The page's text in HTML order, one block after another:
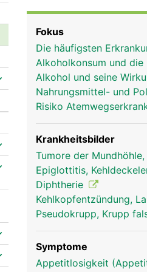
die Luftröhre in die
zur Tonerzeugung. Die
Stellknorpel weiter und
und der
Ton, der durch die
(Resonanz). Mit der
tiefer. Diese
ausgeprägt als bei
Fokus
Die häufigsten
Alkoholkonsum und die
Alkohol und seine
Nahrungsmittel- und
Risiko
Krankheitsbilder
Tumore der
Epiglottitis,
Diphtherie
Kehlkopfentzündung,
Pseudokrupp, Krupp
Symptome
Appetitlosigkeit